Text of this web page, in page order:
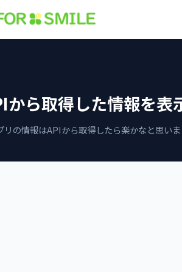
ら取得した情報を表
の情報はAPIから取得したら楽かなと思いま